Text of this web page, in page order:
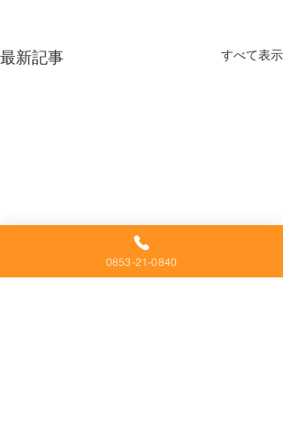
最新記事 すべて表示
0853-21-0840